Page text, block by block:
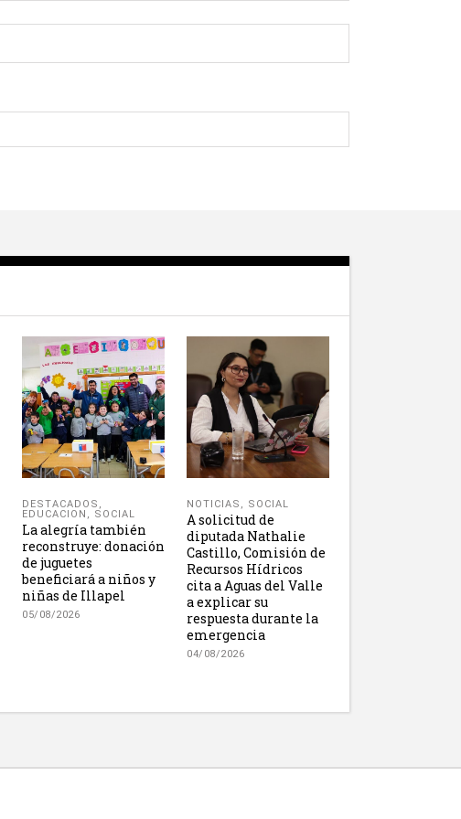
DESTACADOS ,
EDUCACION , SOCIAL
La alegría también
reconstruye: donación
de juguetes
beneficiará a niños y
niñas de Illapel
05/08/2026
NOTICIAS , SOCIAL
A solicitud de
diputada Nathalie
Castillo, Comisión de
Recursos Hídricos
cita a Aguas del Valle
a explicar su
respuesta durante la
emergencia
04/08/2026